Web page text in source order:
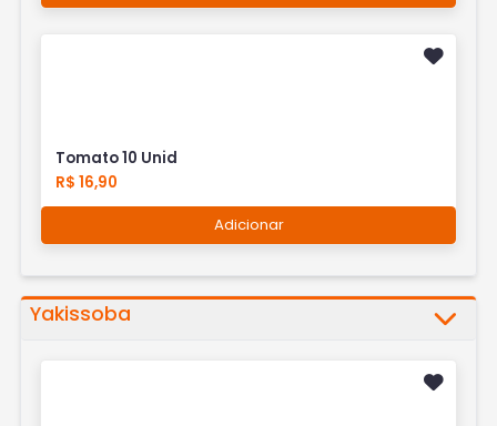
Tomato 10 Unid
R$ 16,90
Adicionar
Yakissoba